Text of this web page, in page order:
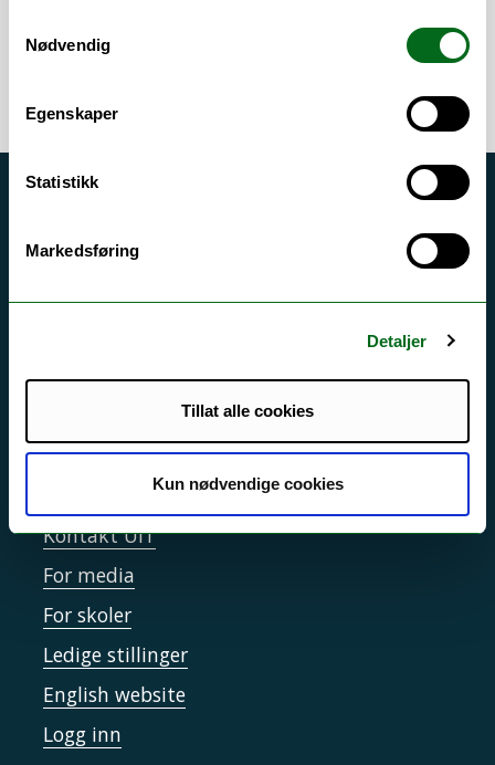
Nødvendig
Egenskaper
Statistikk
Markedsføring
Detaljer
Tillat alle cookies
Kun nødvendige cookies
Si ifra!
Informasjonskapsler
Tilgjengelighetserklæring
Kontakt UiT
For media
For skoler
Ledige stillinger
English website
Logg inn